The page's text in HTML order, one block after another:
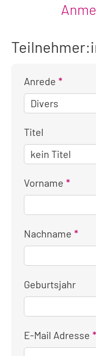
Anrede
Titel
Vorname
Nachname
Geburtsjahr
E-Mail Adresse